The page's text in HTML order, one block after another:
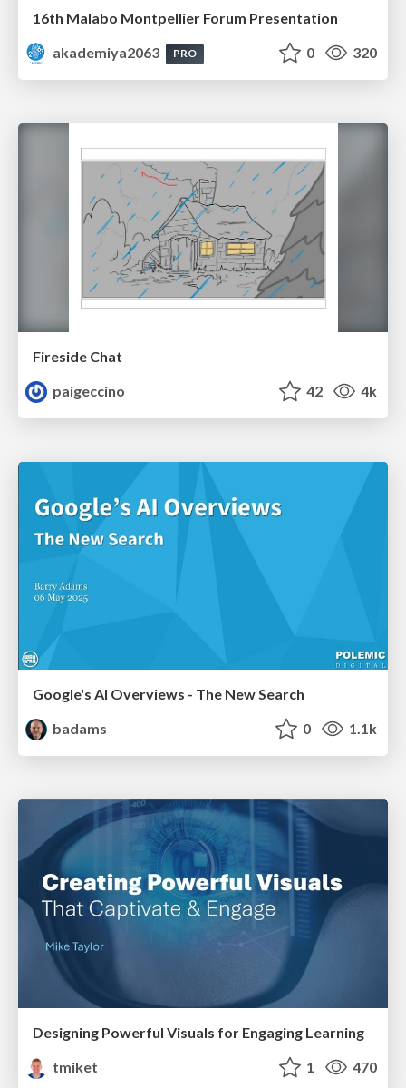
16th Malabo Montpellier Forum Presentation
akademiya2063
PRO 0 320
Fireside Chat
paigeccino
42 4k
Google's AI Overviews - The New Search
badams
0 1.1k
Designing Powerful Visuals for Engaging Learning
tmiket
1 470